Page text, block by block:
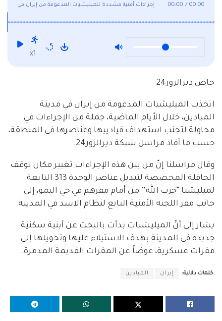
إجراءات أمنية مشددة للميليشيات المدعومة من إيران في 00:00 / 00:00
x1
خاص ديرالزور24
اتخذت الميليشيات المدعومة من إيران في مدينة
الميادين، خلال الأيام الماضية، جملة من الإجراءات في
محاولة لتجنب استهداف قيادييها وعناصرها في المنطقة،
حسب ما أفاد مراسل شبكة ديرالزور24.
وقال مراسلنا إنّ من بين هذه الإجراءات تغيير مكان توقف
الحافلة المخصصة لتبديل عناصر الوحدة 313 التابعة
لميليشيا “حزب الله” من أمام مقرهم في حي التمو، إلى
جانب مقر اللجنة الأمنية التابع لنظام الاسد في المدينة.
يشار إلى أنّ الميليشيات بدأت بالبحث عن أبنية سكنية
جديدة في المدينة بهدف الاستيلاء عليها وتحويلها إلى
مقرات عسكرية، عوضاً عن المقرات القديمة المدمرة.
كلمات دلالية: إيران الميادين